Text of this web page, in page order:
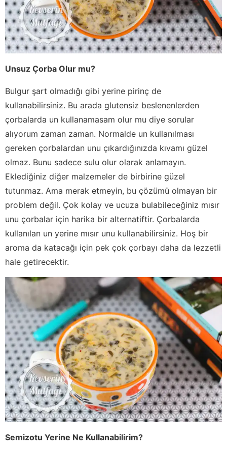
Unsuz Çorba Olur mu?
Bulgur şart olmadığı gibi yerine pirinç de
kullanabilirsiniz. Bu arada glutensiz beslenenlerden
çorbalarda un kullanamasam olur mu diye sorular
alıyorum zaman zaman. Normalde un kullanılması
gereken çorbalardan unu çıkardığınızda kıvamı güzel
olmaz. Bunu sadece sulu olur olarak anlamayın.
Eklediğiniz diğer malzemeler de birbirine güzel
tutunmaz. Ama merak etmeyin, bu çözümü olmayan bir
problem değil. Çok kolay ve ucuza bulabileceğiniz mısır
unu çorbalar için harika bir alternatiftir. Çorbalarda
kullanılan un yerine mısır unu kullanabilirsiniz. Hoş bir
aroma da katacağı için pek çok çorbayı daha da lezzetli
hale getirecektir.
Semizotu Yerine Ne Kullanabilirim?